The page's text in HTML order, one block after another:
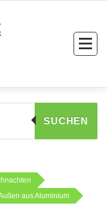
SUCHEN
aus Aluminium